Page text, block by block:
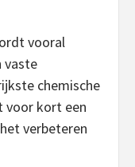
vooral
vaste
chemische
kort een
verbeteren